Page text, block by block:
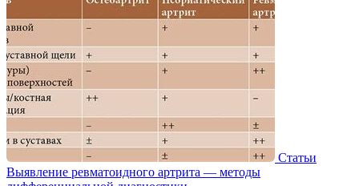
Статьи
Выявление ревматоидного артрита — методы